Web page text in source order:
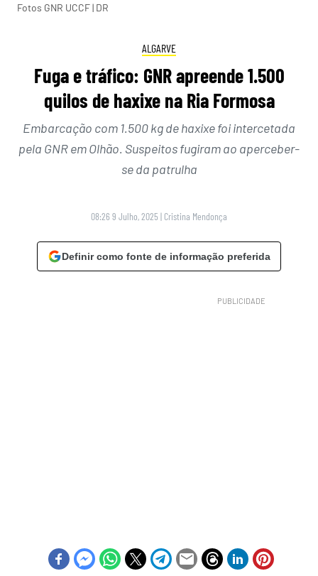
Fotos GNR UCCF | DR
ALGARVE
Fuga e tráfico: GNR apreende 1.500
quilos de haxixe na Ria Formosa
Embarcação com 1.500 kg de haxixe foi intercetada
pela GNR em Olhão. Suspeitos fugiram ao aperceber-
se da patrulha
08:26 9 Julho, 2025 | Cristina Mendonça
Definir como fonte de informação preferida